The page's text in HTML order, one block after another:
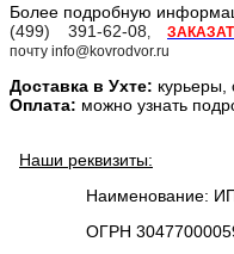
Более подробную
(499) 391-62-08,
почту info@kovrodvor.ru
Доставка в Ухте: курьеры,
Оплата: можно узнать
Наши реквизиты:
Наименование: ИП
ОГРН